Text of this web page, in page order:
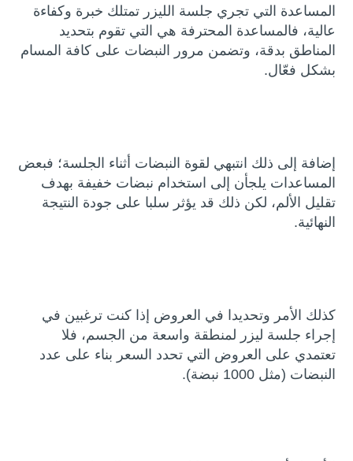
المساعدة التي تجري جلسة الليزر تمتلك خبرة وكفاءة
عالية، فالمساعدة المحترفة هي التي تقوم بتحديد
المناطق بدقة، وتضمن مرور النبضات على كافة المسام
بشكل فعّال.
إضافة إلى ذلك انتبهي لقوة النبضات أثناء الجلسة؛ فبعض
المساعدات يلجأن إلى استخدام نبضات خفيفة بهدف
تقليل الألم، لكن ذلك قد يؤثر سلبا على جودة النتيجة
النهائية.
كذلك الأمر وتحديدا في العروض إذا كنت ترغبين في
إجراء جلسة ليزر لمنطقة واسعة من الجسم، فلا
تعتمدي على العروض التي تحدد السعر بناء على عدد
النبضات (مثل 1000 نبضة).